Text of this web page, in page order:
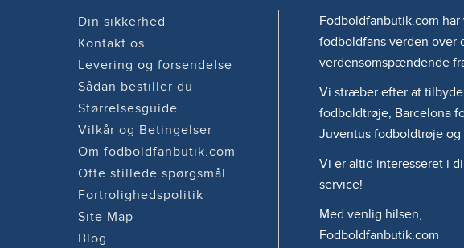
Din sikkerhed
Kontakt os
Levering og forsendelse
Sådan bestiller du
Størrelsesguide
Vilkår og Betingelser
Om fodboldfanbutik.com
Ofte stillede spørgsmål
Fortrolighedspolitik
Site Map
Blog
Fodboldfanbutik.com
fodboldfans verden over
verdensomspændende
Vi stræber efter at
fodboldtrøje, Barcelona
Juventus fodboldtrøje og
Vi er altid interesseret i
service!
Med venlig hilsen,
Fodboldfanbutik.com